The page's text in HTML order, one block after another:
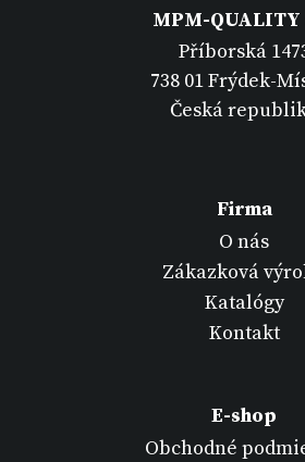
MPM-QUALITY
Příborská
738 01 Frýdek-
Česká
Firma
O nás
Zákazková
Katalógy
Kontakt
E-shop
Obchodné